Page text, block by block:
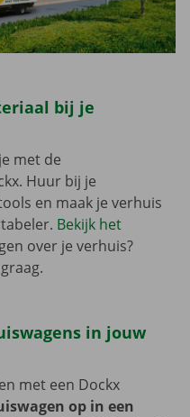
bij je
met de
Huur bij je
en maak je verhuis
Bekijk het
over je verhuis?
in jouw
met een Dockx
op in een